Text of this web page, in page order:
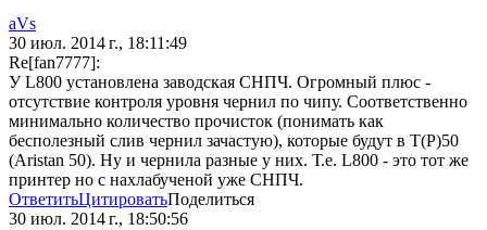
aVs
30 июл. 2014 г., 18:11:49
Re[fan7777]:
У L800 установлена заводская СНПЧ. Огромный плюс -
отсутствие контроля уровня чернил по чипу. Соответственно
минимально количество прочисток (понимать как
бесполезный слив чернил зачастую), которые будут в Т(P)50
(Aristan 50). Ну и чернила разные у них. Т.е. L800 - это тот же
принтер но с нахлабученой уже СНПЧ.
ОтветитьЦитироватьПоделиться
30 июл. 2014 г., 18:50:56